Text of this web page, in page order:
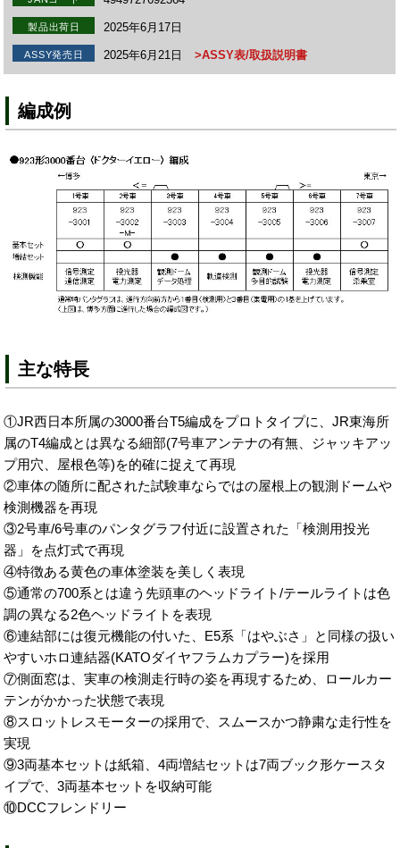
製品出荷日 2025年6月17日
ASSY発売日 2025年6月21日 >ASSY表/取扱説明書
編成例
主な特長
①JR西日本所属の3000番台T5編成をプロトタイプに、JR東海所
属のT4編成とは異なる細部(7号車アンテナの有無、ジャッキアッ
プ用穴、屋根色等)を的確に捉えて再現
②車体の随所に配された試験車ならではの屋根上の観測ドームや
検測機器を再現
③2号車/6号車のパンタグラフ付近に設置された「検測用投光
器」を点灯式で再現
④特徴ある黄色の車体塗装を美しく表現
⑤通常の700系とは違う先頭車のヘッドライト/テールライトは色
調の異なる2色ヘッドライトを表現
⑥連結部には復元機能の付いた、E5系「はやぶさ」と同様の扱い
やすいホロ連結器(KATOダイヤフラムカプラー)を採用
⑦側面窓は、実車の検測走行時の姿を再現するため、ロールカー
テンがかかった状態で表現
⑧スロットレスモーターの採用で、スムースかつ静粛な走行性を
実現
⑨3両基本セットは紙箱、4両増結セットは7両ブック形ケースタ
イプで、3両基本セットを収納可能
⑩DCCフレンドリー